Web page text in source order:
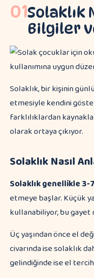
01Solaklık
Bilgiler
Solaklık, bir kişinin
etmesiyle kendini
farklılıklardan
olarak ortaya çıkıyor.
Solaklık Nasıl
Solaklık genellikle 3-
etmeye başlar. Küçük
kullanabiliyor, bu gayet
Üç yaşından önce el
civarında ise solaklık
gelindiğinde ise el